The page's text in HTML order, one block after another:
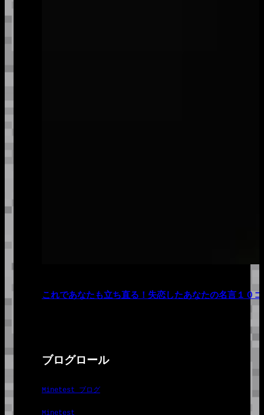
これであなたも立ち直る！失恋したあなたの名言１０コ
ブログロール
Minetest ブログ
Minetest